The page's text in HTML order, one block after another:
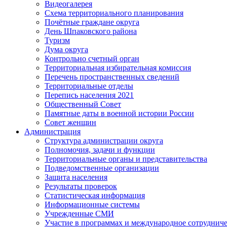
Видеогалерея
Схема территориального планирования
Почётные граждане округа
День Шпаковского района
Туризм
Дума округа
Контрольно счетный орган
Территориальная избирательная комиссия
Перечень пространственных сведений
Территориальные отделы
Перепись населения 2021
Общественный Совет
Памятные даты в военной истории России
Совет женщин
Администрация
Структура администрации округа
Полномочия, задачи и функции
Территориальные органы и представительства
Подведомственные организации
Защита населения
Результаты проверок
Статистическая информация
Информационные системы
Учрежденные СМИ
Участие в программах и международное